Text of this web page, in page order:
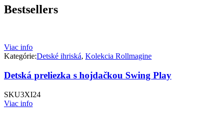
Bestsellers
Viac info
Kategórie:Detské ihriská, Kolekcia Rollmagine
Detská preliezka s hojdačkou Swing Play
SKU3XI24
Viac info